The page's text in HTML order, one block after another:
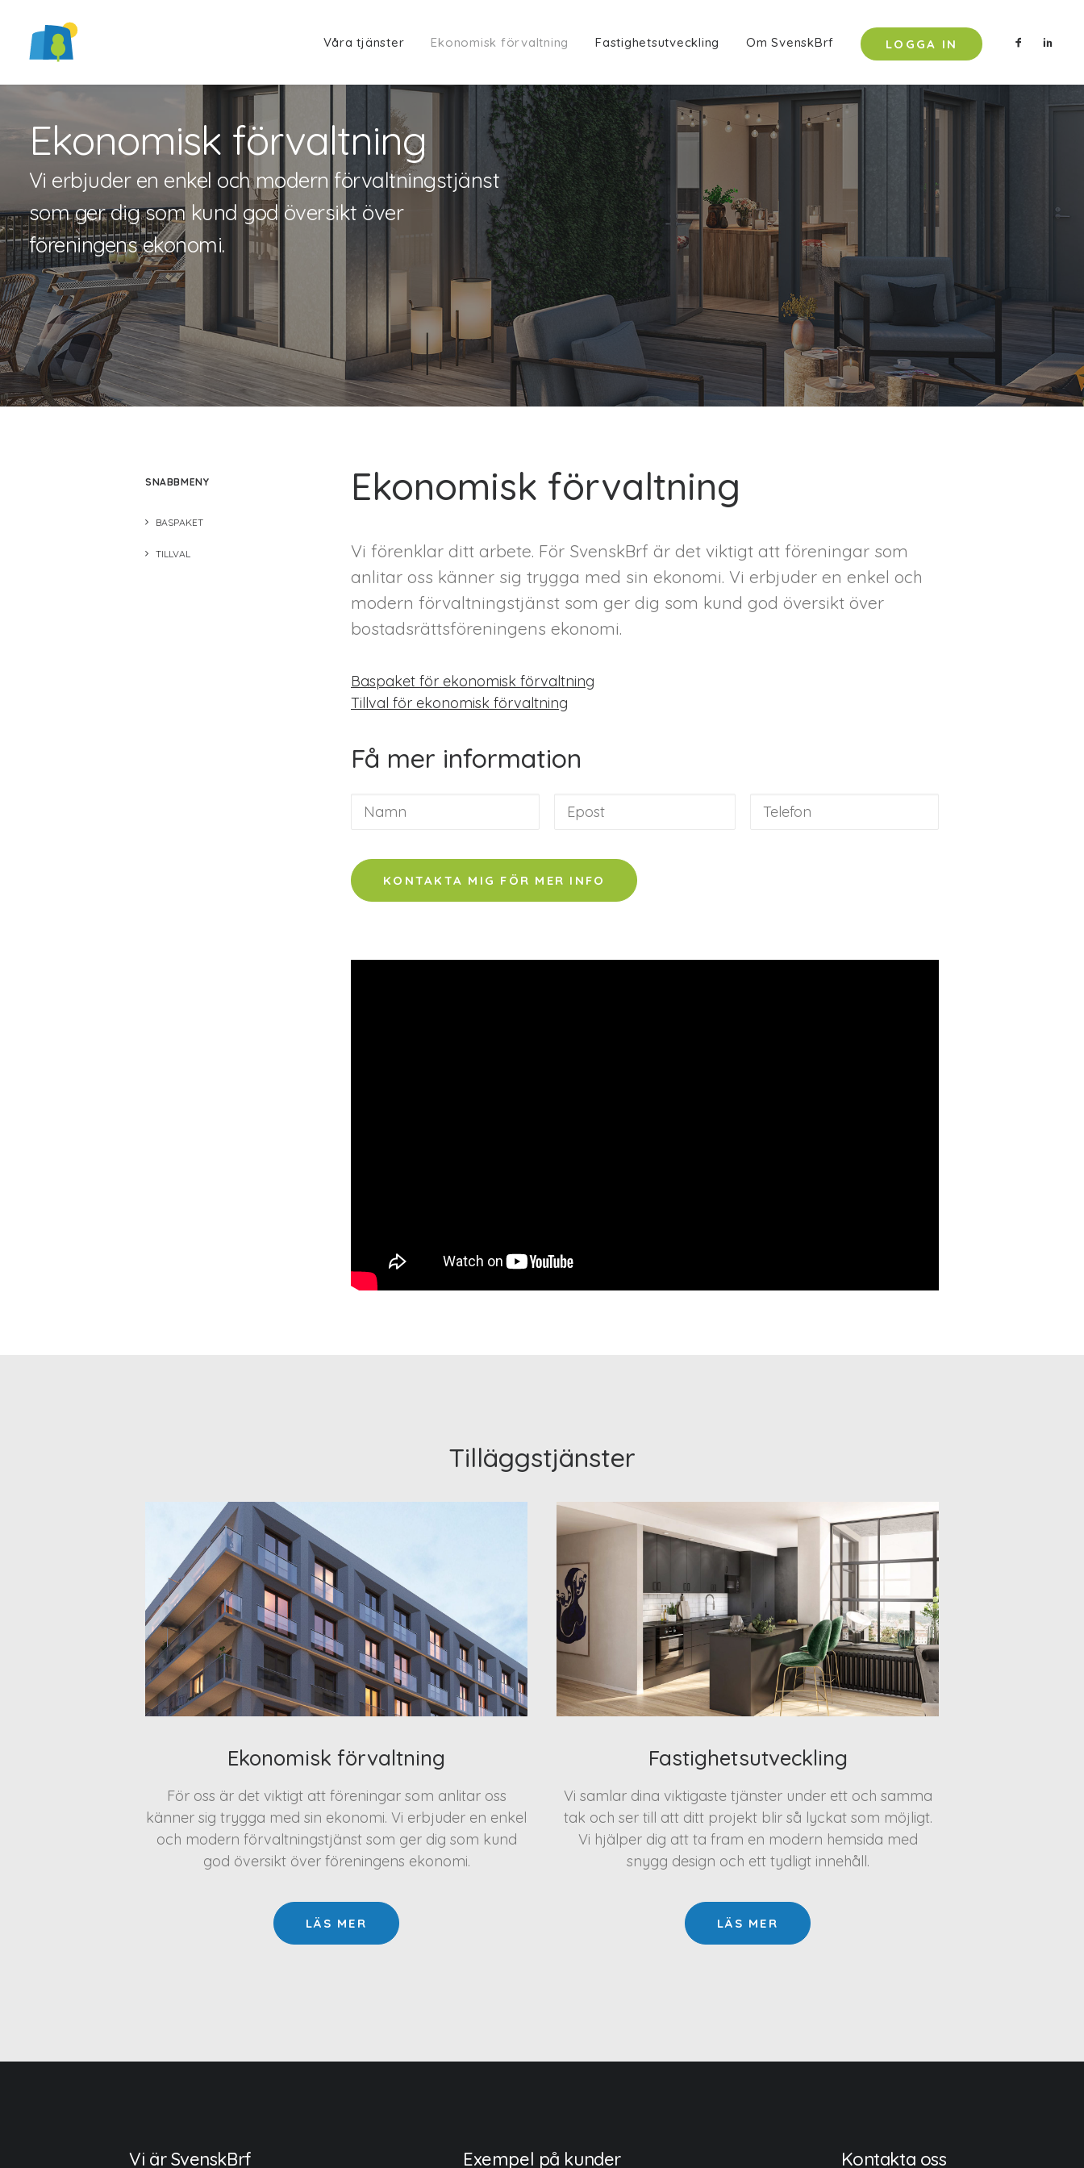
Våra tjänster Ekonomisk förvaltning Fastighetsutveckling Om SvenskBrf LOGGA IN
Ekonomisk förvaltning
Vi erbjuder en enkel och modern förvaltningstjänst
som ger dig som kund god översikt över
föreningens ekonomi.
SNABBMENY
BASPAKET
TILLVAL
Ekonomisk förvaltning
Vi förenklar ditt arbete. För SvenskBrf är det viktigt att föreningar som
anlitar oss känner sig trygga med sin ekonomi. Vi erbjuder en enkel och
modern förvaltningstjänst som ger dig som kund god översikt över
bostadsrättsföreningens ekonomi.
Baspaket för ekonomisk förvaltning
Tillval för ekonomisk förvaltning
Få mer information
Tilläggstjänster
Ekonomisk förvaltning
För oss är det viktigt att föreningar som anlitar oss
känner sig trygga med sin ekonomi. Vi erbjuder en enkel
och modern förvaltningstjänst som ger dig som kund
god översikt över föreningens ekonomi.
LÄS MER
Fastighetsutveckling
Vi samlar dina viktigaste tjänster under ett och samma
tak och ser till att ditt projekt blir så lyckat som möjligt.
Vi hjälper dig att ta fram en modern hemsida med
snygg design och ett tydligt innehåll.
LÄS MER
Vi är SvenskBrf Exempel på kunder Kontakta oss